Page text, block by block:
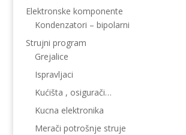
Elektronske komponente
Kondenzatori – bipolarni
Strujni program
Grejalice
Ispravljaci
Kućišta , osigurači…
Kucna elektronika
Merači potrošnje struje